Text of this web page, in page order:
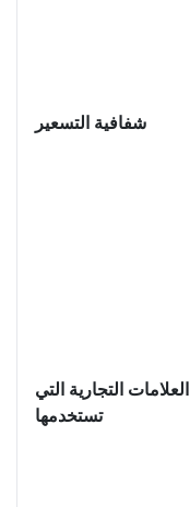
شفافية التسعير
العلامات التجارية التي
تستخدمها